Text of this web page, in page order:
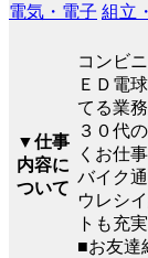
電気・電子 組立
▼仕事
内容に
ついて
コンビ
ＥＤ電
てる業
３０代
くお仕
バイク
ウレシ
トも充
■お友達